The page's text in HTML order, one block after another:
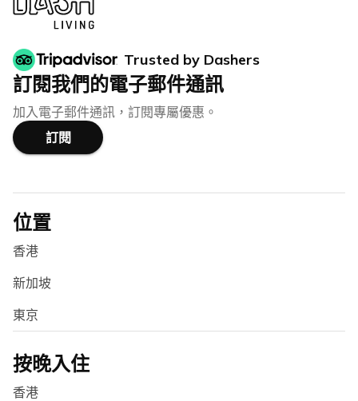
Trusted by Dashers
訂閱我們的電子郵件通訊
加入電子郵件通訊，訂閱專屬優惠。
訂閱
位置
香港
新加坡
東京
按晚入住
香港